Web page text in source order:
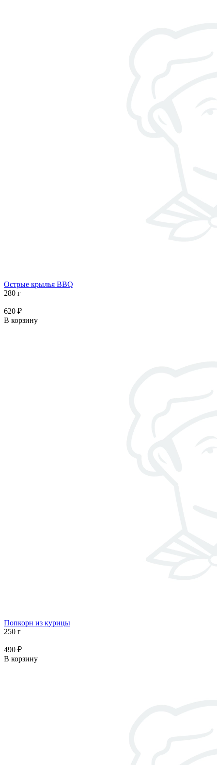
Острые крылья BBQ
280 г
620 ₽
В корзину
Попкорн из курицы
250 г
490 ₽
В корзину